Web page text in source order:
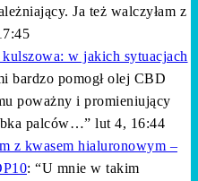
Ja też walczyłam z
w jakich sytuacjach
bardzo pomogł olej CBD
poważny i promieniujący
palców…” lut 4, 16:44
z kwasem hialuronowym –
: “U mnie w takim